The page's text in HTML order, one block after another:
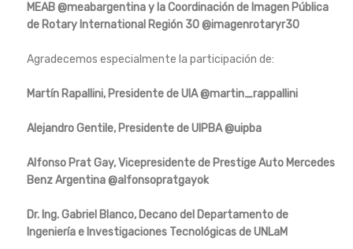
MEAB@meabargentinay la Coordinación de Imagen Pública
de Rotary International Región 30@imagenrotaryr30
Agradecemos especialmente la participación de:
Martín Rapallini, Presidente de UIA@martin_rappallini
Alejandro Gentile, Presidente de UIPBA@uipba
Alfonso Prat Gay, Vicepresidente de Prestige Auto Mercedes
Benz Argentina@alfonsopratgayok
Dr. Ing. Gabriel Blanco, Decano del Departamento de
Ingeniería e Investigaciones Tecnológicas de UNLaM